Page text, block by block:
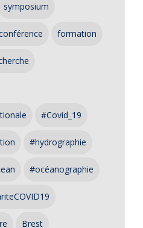
symposium
formation
#Covid_19
#hydrographie
#océanographie
Brest